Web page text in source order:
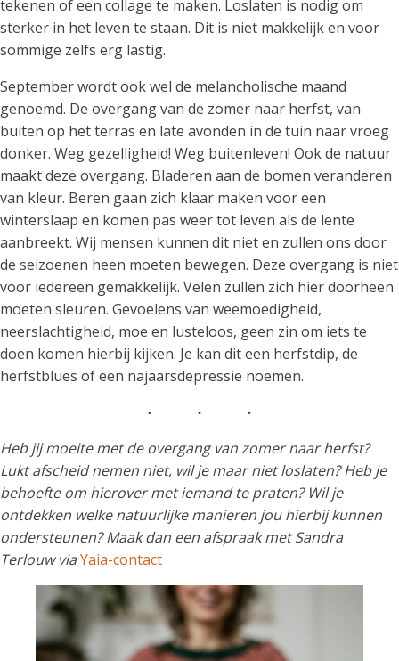
tekenen of een collage te maken. Loslaten is nodig om
sterker in het leven te staan. Dit is niet makkelijk en voor
sommige zelfs erg lastig.
September wordt ook wel de melancholische maand
genoemd. De overgang van de zomer naar herfst, van
buiten op het terras en late avonden in de tuin naar vroeg
donker. Weg gezelligheid! Weg buitenleven! Ook de natuur
maakt deze overgang. Bladeren aan de bomen veranderen
van kleur. Beren gaan zich klaar maken voor een
winterslaap en komen pas weer tot leven als de lente
aanbreekt. Wij mensen kunnen dit niet en zullen ons door
de seizoenen heen moeten bewegen. Deze overgang is niet
voor iedereen gemakkelijk. Velen zullen zich hier doorheen
moeten sleuren. Gevoelens van weemoedigheid,
neerslachtigheid, moe en lusteloos, geen zin om iets te
doen komen hierbij kijken. Je kan dit een herfstdip, de
herfstblues of een najaarsdepressie noemen.
Heb jij moeite met de overgang van zomer naar herfst?
Lukt afscheid nemen niet, wil je maar niet loslaten? Heb je
behoefte om hierover met iemand te praten? Wil je
ontdekken welke natuurlijke manieren jou hierbij kunnen
ondersteunen? Maak dan een afspraak met Sandra
Terlouw viaYaia-contact